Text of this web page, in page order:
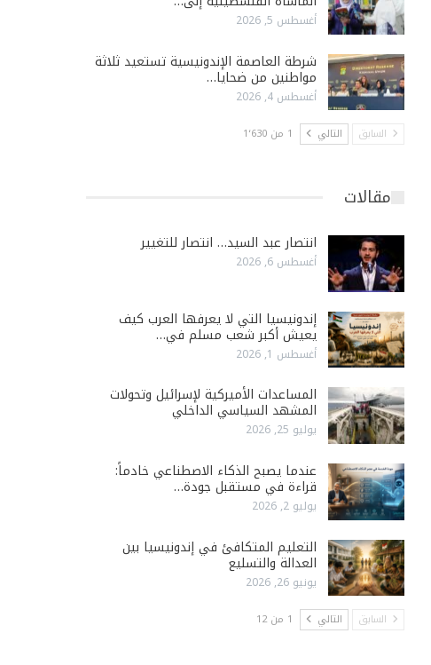
أغسطس 5, 2026
شرطة العاصمة الإندونيسية تستعيد ثلاثة
مواطنين من ضحايا…
أغسطس 4, 2026
السابق التالي 1 من 1٬630
مقالات
انتصار عبد السيد… انتصار للتغيير
أغسطس 6, 2026
إندونيسيا التي لا يعرفها العرب كيف
يعيش أكبر شعب مسلم في…
أغسطس 1, 2026
المساعدات الأميركية لإسرائيل وتحولات
المشهد السياسي الداخلي
يوليو 25, 2026
عندما يصبح الذكاء الاصطناعي خادماً:
قراءة في مستقبل جودة…
يوليو 2, 2026
التعليم المتكافئ في إندونيسيا بين
العدالة والتسليع
يونيو 26, 2026
السابق التالي 1 من 12